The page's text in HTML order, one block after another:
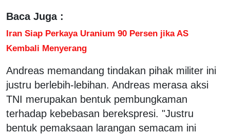
Baca Juga :
Iran Siap Perkaya Uranium 90 Persen jika AS
Kembali Menyerang
Andreas memandang tindakan pihak militer ini
justru berlebih-lebihan. Andreas merasa aksi
TNI merupakan bentuk pembungkaman
terhadap kebebasan berekspresi. "Justru
bentuk pemaksaan larangan semacam ini